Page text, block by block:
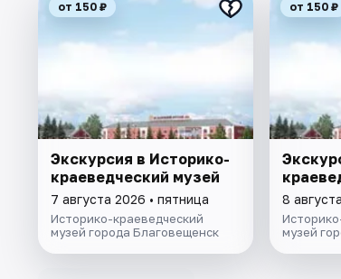
от 150 ₽
Экскурсия в Историко-
краеведческий музей
7 августа 2026 • пятница
Историко-краеведческий
музей города Благовещенск
от 150 ₽
8
музей